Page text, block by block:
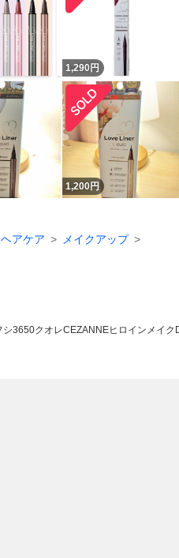
1,290 円
1,200円
アケア
メイクアップ
シ3650クオレCEZANNEヒロインメイク